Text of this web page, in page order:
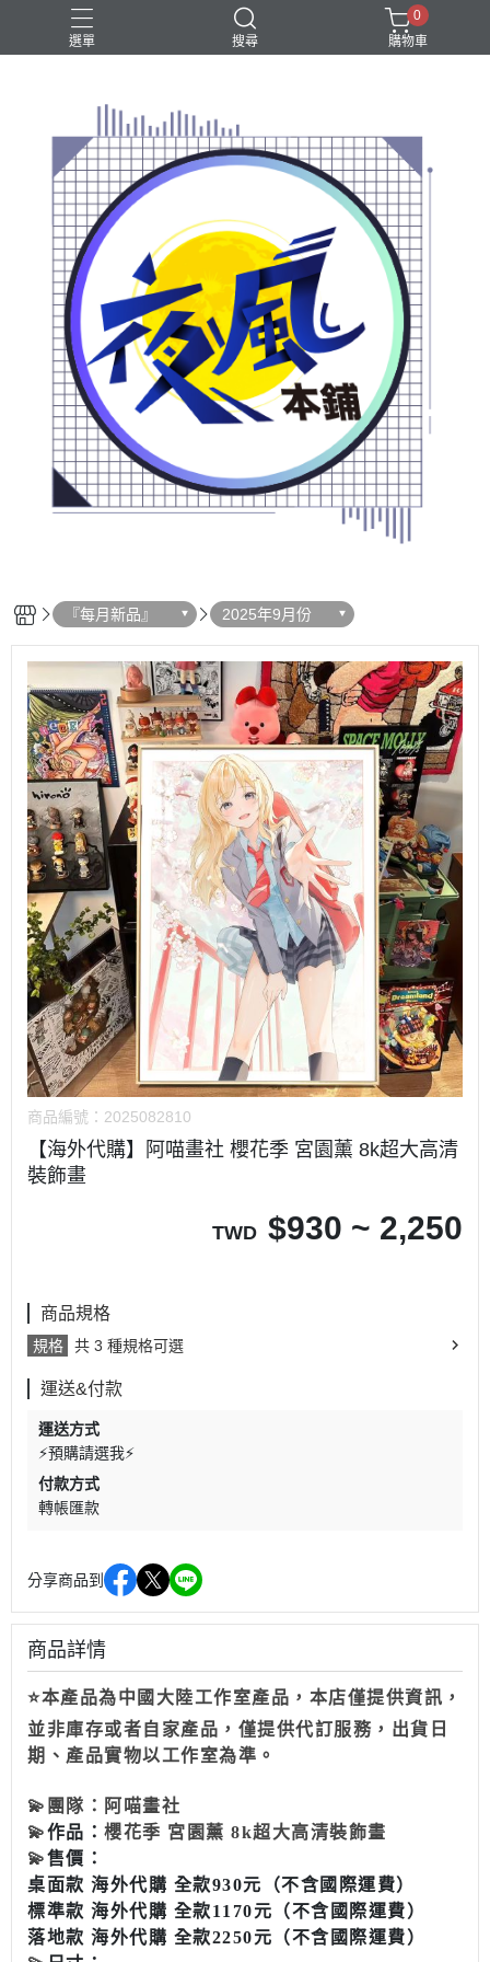
選單 搜尋
0
購物車
『每月新品』 2025年9月份
商品編號： 2025082810
【海外代購】阿喵畫社 櫻花季 宮園薰 8k超大高清
裝飾畫
TWD $930 ~ 2,250
商品規格
規格 共 3 種規格可選
運送&付款
運送方式
⚡預購請選我⚡
付款方式
轉帳匯款
分享商品到
商品詳情
⭐本產品為中國大陸工作室產品，本店僅提供資訊，
並非庫存或者自家產品，僅提供代訂服務，出貨日
期、產品實物以工作室為準。
💫 團隊： 阿喵畫社
💫作品： 櫻花季 宮園薰 8k超大高清裝飾畫
💫售價：
桌面款 海外代購 全款930元（不含國際運費）
標準款 海外代購 全款1170元（不含國際運費）
落地款 海外代購 全款2250元 （不含國際運費）